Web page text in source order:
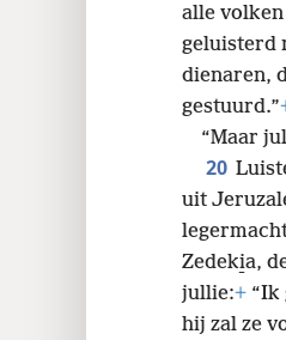
alle
geluisterd
dienaren,
gestuurd.”
“Maar
20
uit
Zedeki̱a,
jullie:+ “Ik
hij zal ze